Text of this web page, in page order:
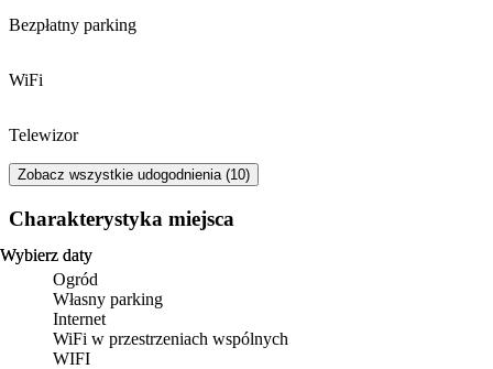
Wybierz daty
Wybierz daty
Bezpłatny parking
WiFi
Telewizor
Zobacz wszystkie udogodnienia (10)
Charakterystyka miejsca
Ogród
Własny parking
Internet
WiFi w przestrzeniach wspólnych
WIFI